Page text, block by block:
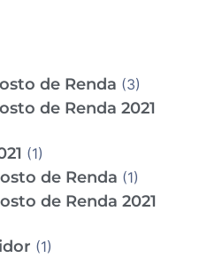
de Renda (3)
de Renda 2021
(1)
de Renda (1)
de Renda 2021
(1)